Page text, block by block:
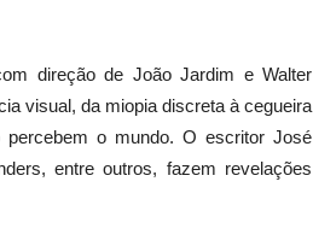
direção de João Jardim e Walter
visual, da miopia discreta à cegueira
o mundo. O escritor José
entre outros, fazem revelações